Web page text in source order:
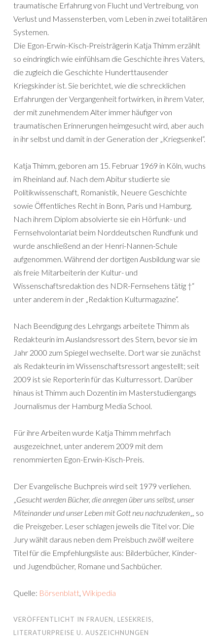
traumatische Erfahrung von Flucht und Vertreibung, von
Verlust und Massensterben, vom Leben in zwei totalitären
Systemen.
Die Egon-Erwin-Kisch-Preisträgerin Katja Thimm erzählt
so eindringlich wie einfühlsam die Geschichte ihres Vaters,
die zugleich die Geschichte Hunderttausender
Kriegskinder ist. Sie berichtet, wie die schrecklichen
Erfahrungen der Vergangenheit fortwirken, in ihrem Vater,
der mit zunehmendem Alter immer häufiger von
traumatischen Erinnerungen heimgesucht wird, aber auch
in ihr selbst und damit in der Generation der „Kriegsenkel“.
Katja Thimm, geboren am 15. Februar 1969 in Köln, wuchs
im Rheinland auf. Nach dem Abitur studierte sie
Politikwissenschaft, Romanistik, Neuere Geschichte
sowie Öffentliches Recht in Bonn, Paris und Hamburg.
Nach ihrem Diplom absolvierte sie ein Hörfunk- und
Fernsehvolontariat beim Norddeutschen Rundfunk und
wurde anschließend an der Henri-Nannen-Schule
aufgenommen. Während der dortigen Ausbildung war sie
als freie Mitarbeiterin der Kultur- und
Wissenschaftsredaktion des NDR-Fernsehens tätig †“
unter anderem in der „Redaktion Kulturmagazine“.
Nach Beendigung des Lehrgangs arbeitete Thimm als
Redakteurin im Auslandsressort des Stern, bevor sie im
Jahr 2000 zum Spiegel wechselte. Dort war sie zunächst
als Redakteurin im Wissenschaftsressort angestellt; seit
2009 ist sie Reporterin für das Kulturressort. Darüber
hinaus ist Thimm auch Dozentin im Masterstudiengangs
Journalismus der Hamburg Media School.
Für ihre Arbeiten wurde Katja Thimm mehrfach
ausgezeichnet, unter anderem 2009 mit dem
renommierten Egon-Erwin-Kisch-Preis.
Der Evangelische Buchpreis wird seit 1979 verliehen.
„Gesucht werden Bücher, die anregen über uns selbst, unser
Miteinander und unser Leben mit Gott neu nachzudenken„, so
die Preisgeber. Leser schlagen jeweils die Titel vor. Die
Jury wählt daraus neben dem Preisbuch zwölf weitere
Titel für die Empfehlungsliste aus: Bilderbücher, Kinder-
und Jugendbücher, Romane und Sachbücher.
Quelle: Börsenblatt, Wikipedia
VERÖFFENTLICHT IN FRAUEN, LESEKREIS,
LITERATURPREISE U. AUSZEICHNUNGEN